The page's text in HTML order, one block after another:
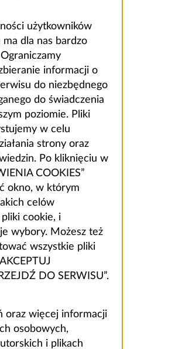
użytkowników
ma dla nas bardzo
informacji o
do niezbędnego
do świadczenia
poziomie. Pliki
w celu
strony oraz
Po kliknięciu w
COOKIES”
okno, w którym
celów
cookie, i
wybory. Możesz też
wszystkie pliki
DO SERWISU”.
oraz więcej informacji
osobowych,
i plikach